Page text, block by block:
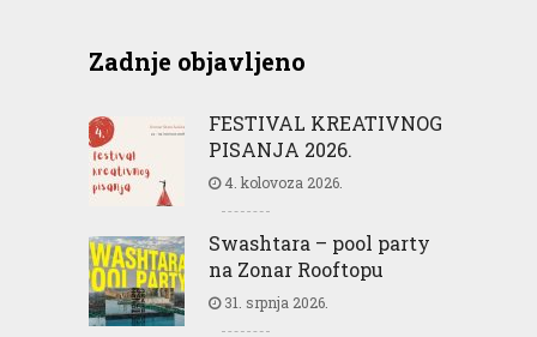
Zadnje objavljeno
FESTIVAL KREATIVNOG
PISANJA 2026.
4. kolovoza 2026.
Swashtara – pool party
na Zonar Rooftopu
31. srpnja 2026.